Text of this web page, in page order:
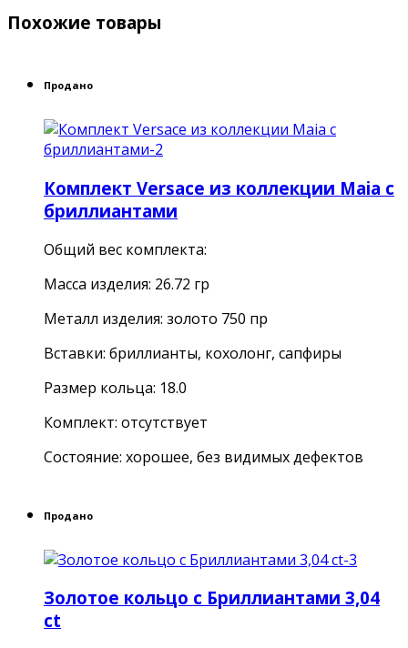
Похожие товары
Продано
Комплект Versace из коллекции Maia с
бриллиантами
Общий вес комплекта:
Масса изделия: 26.72 гр
Металл изделия: золото 750 пр
Вставки: бриллианты, кохолонг, сапфиры
Размер кольца: 18.0
Комплект: отсутствует
Состояние: хорошее, без видимых дефектов
Продано
Золотое кольцо с Бриллиантами 3,04
ct